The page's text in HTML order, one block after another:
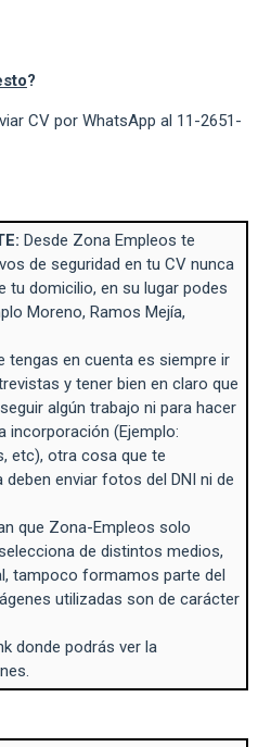
?
CV por WhatsApp al 11-2651-
Desde Zona Empleos te
de seguridad en tu CV nunca
tu domicilio, en su lugar podes
Moreno, Ramos Mejía,
tengas en cuenta es siempre ir
y tener bien en claro que
algún trabajo ni para hacer
incorporación (Ejemplo:
etc), otra cosa que te
enviar fotos del DNI ni de
que Zona-Empleos solo
de distintos medios,
tampoco formamos parte del
utilizadas son de carácter
donde podrás ver la